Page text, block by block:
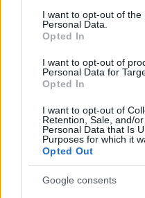
consent section.
I want to opt-out of the
Personal Data.
Opted In
I want to opt-out of
Personal Data for
Opted In
I want to opt-out of
Retention, Sale, and/
Personal Data that Is
Purposes for which it
Opted Out
Google consents
“airBaltic”
pieteikums